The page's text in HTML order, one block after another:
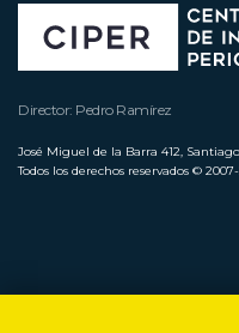
Director: Pedro Ramírez
José Miguel de la Barra 412,
Todos los derechos reservados ©